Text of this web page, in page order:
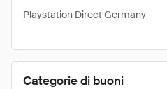
Playstation Direct Germany
Categorie di buoni